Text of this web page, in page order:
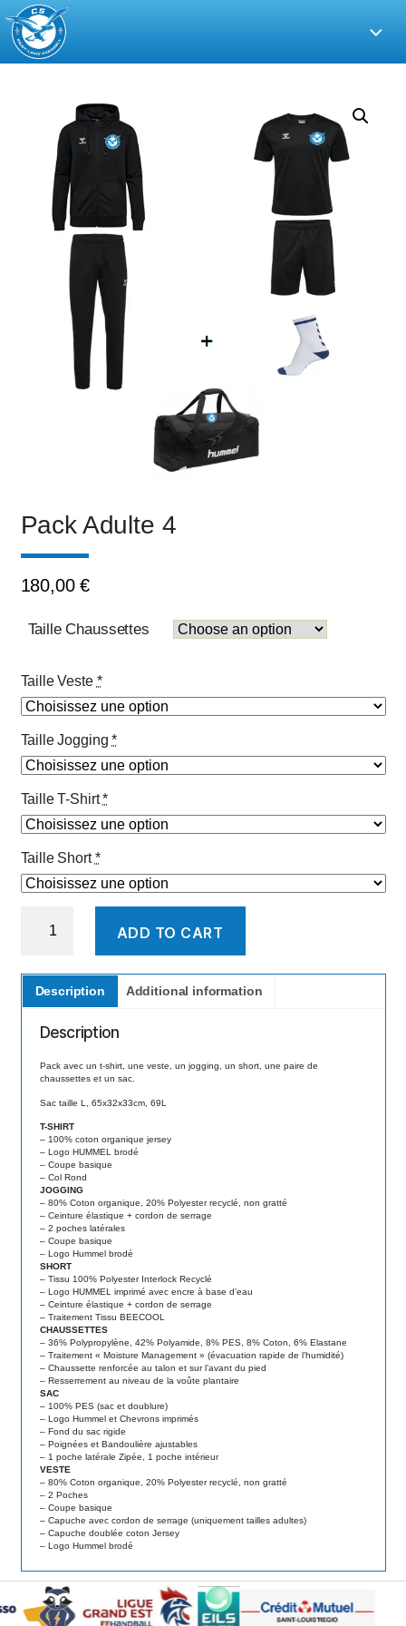
CS
Pack Adulte 4
180,00€
Taille Chaussettes
Taille Veste *
Taille Jogging *
Taille T-Shirt *
Taille Short *
Adulte
ADD TO CART
Description Additional information
Description
Pack avec un t-shirt, une veste, un jogging, un short, une paire de
chaussettes et un sac.
Sac taille L, 65x32x33cm, 69L
T-SHIRT
– 100% coton organique jersey
– Logo HUMMEL brodé
– Coupe basique
– Col Rond
JOGGING
– 80% Coton organique, 20% Polyester recyclé, non gratté
– Ceinture élastique + cordon de serrage
– 2 poches latérales
– Coupe basique
– Logo Hummel brodé
SHORT
– Tissu 100% Polyester Interlock Recyclé
– Logo HUMMEL imprimé avec encre à base d’eau
– Ceinture élastique + cordon de serrage
– Traitement Tissu BEECOOL
CHAUSSETTES
– 36% Polypropylène, 42% Polyamide, 8% PES, 8% Coton, 6% Elastane
– Traitement « Moisture Management » (évacuation rapide de l’humidité)
– Chaussette renforcée au talon et sur l’avant du pied
– Resserrement au niveau de la voûte plantaire
SAC
– 100% PES (sac et doublure)
– Logo Hummel et Chevrons imprimés
– Fond du sac rigide
– Poignées et Bandoulière ajustables
– 1 poche latérale Zipée, 1 poche intérieur
VESTE
– 80% Coton organique, 20% Polyester recyclé, non gratté
– 2 Poches
– Coupe basique
– Capuche avec cordon de serrage (uniquement tailles adultes)
– Capuche doublée coton Jersey
– Logo Hummel brodé